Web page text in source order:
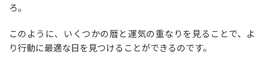
ろ。
このように、いくつかの暦と運気の重なりを見ることで、よ
り行動に最適な日を見つけることができるのです。